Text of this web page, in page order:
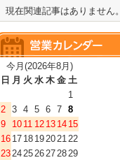
現在関連記事はありません。
今月(2026年8月)
日 月 火 水 木 金 土
1
2 3 4 5 6 7 8
9
10 11 12 13 14 15
16 17 18 19202122
23242526272829